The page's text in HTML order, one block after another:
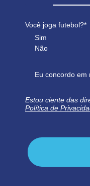
Você joga futebol?*
Sim
Não
Eu concordo em
Estou ciente das
Política de